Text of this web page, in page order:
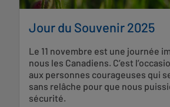
Jour du Souvenir 2025
Le 11 novembre est une journée
nous les Canadiens. C’est
aux personnes courageuses qui
sans relâche pour que nous
sécurité.